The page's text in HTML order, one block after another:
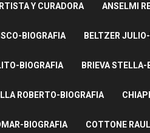
Y CURADORA ANSELMI
BIOGRAFIA BELTZER
BIOGRAFIA BRIEVA STELLA-
ROBERTO-BIOGRAFIA
BIOGRAFIA COTTONE